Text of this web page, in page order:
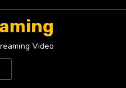
Video